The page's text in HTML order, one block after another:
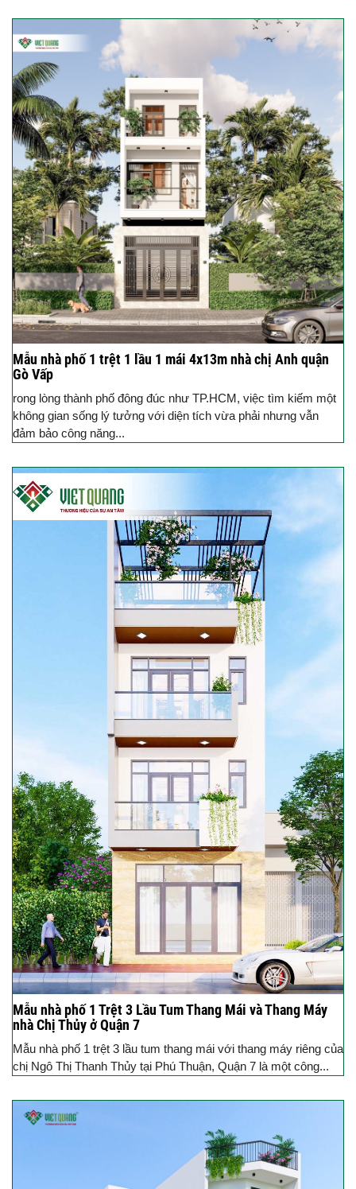
Mẫu nhà phố 1 trệt 1 lầu 1 mái 4x13m nhà chị Anh quận
Gò Vấp
rong lòng thành phố đông đúc như TP.HCM, việc tìm kiếm một
không gian sống lý tưởng với diện tích vừa phải nhưng vẫn
đảm bảo công năng...
Mẫu nhà phố 1 Trệt 3 Lầu Tum Thang Mái và Thang Máy
nhà Chị Thủy ở Quận 7
Mẫu nhà phố 1 trệt 3 lầu tum thang mái với thang máy riêng của
chị Ngô Thị Thanh Thủy tại Phú Thuận, Quận 7 là một công...